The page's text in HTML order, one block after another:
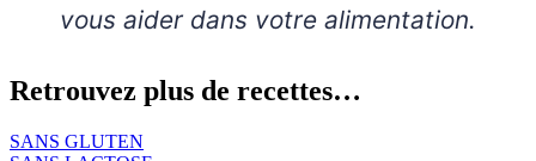
vous aider dans votre alimentation.
Retrouvez plus de recettes…
SANS GLUTEN